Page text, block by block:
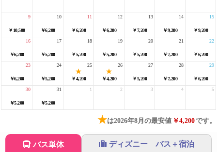
￥10,500
9
￥6,200
10
￥6,200
11
￥6,200
12
￥7,200
13
￥9,200
14
￥9,200
15
￥6,200
16
￥5,200
17
￥5,200
18
￥5,200
19
￥5,200
20
￥7,200
21
￥6,200
22
￥6,200
23
￥5,200
24
￥4,200
25
￥4,200
26
￥5,200
27
￥7,200
28
￥6,200
29
￥5,200
30
￥5,200
31 1 2 3 4 5
★は2026年8月の最安値 ￥4,200です。
バス単体 ディズニー バス＋宿泊